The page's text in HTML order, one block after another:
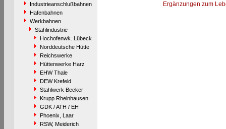
Industrieanschlußbahnen
Hafenbahnen
Werkbahnen
Stahlindustrie
Hochofenwk. Lübeck
Norddeutsche Hütte
Reichswerke
Hüttenwerke Harz
EHW Thale
DEW Krefeld
Stahlwerk Becker
Krupp Rheinhausen
GDK / ATH / EH
Phoenix, Laar
RSW, Meiderich
Ergänzungen zum